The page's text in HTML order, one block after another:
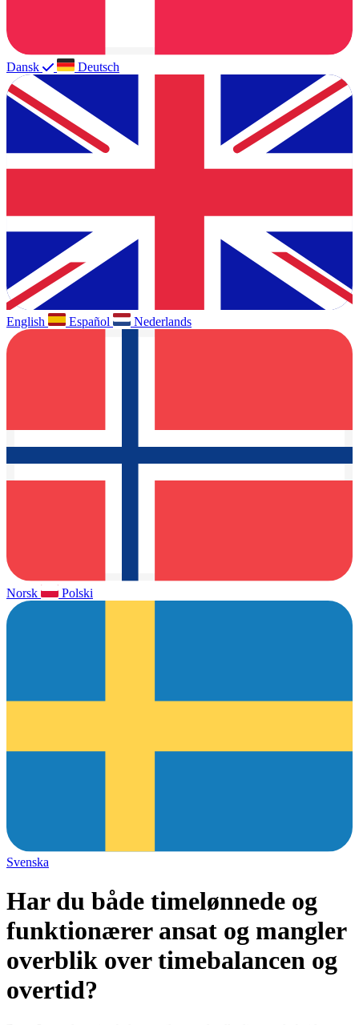
Dansk Deutsch
English Español Nederlands
Norsk Polski
Svenska
Har du både timelønnede og
funktionærer ansat og mangler
overblik over timebalancen og
overtid?